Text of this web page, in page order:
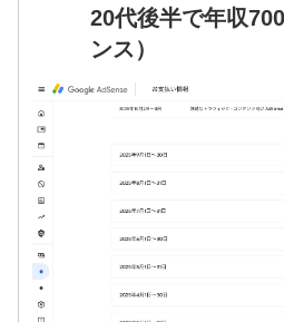
20代後半で年収
ンス）